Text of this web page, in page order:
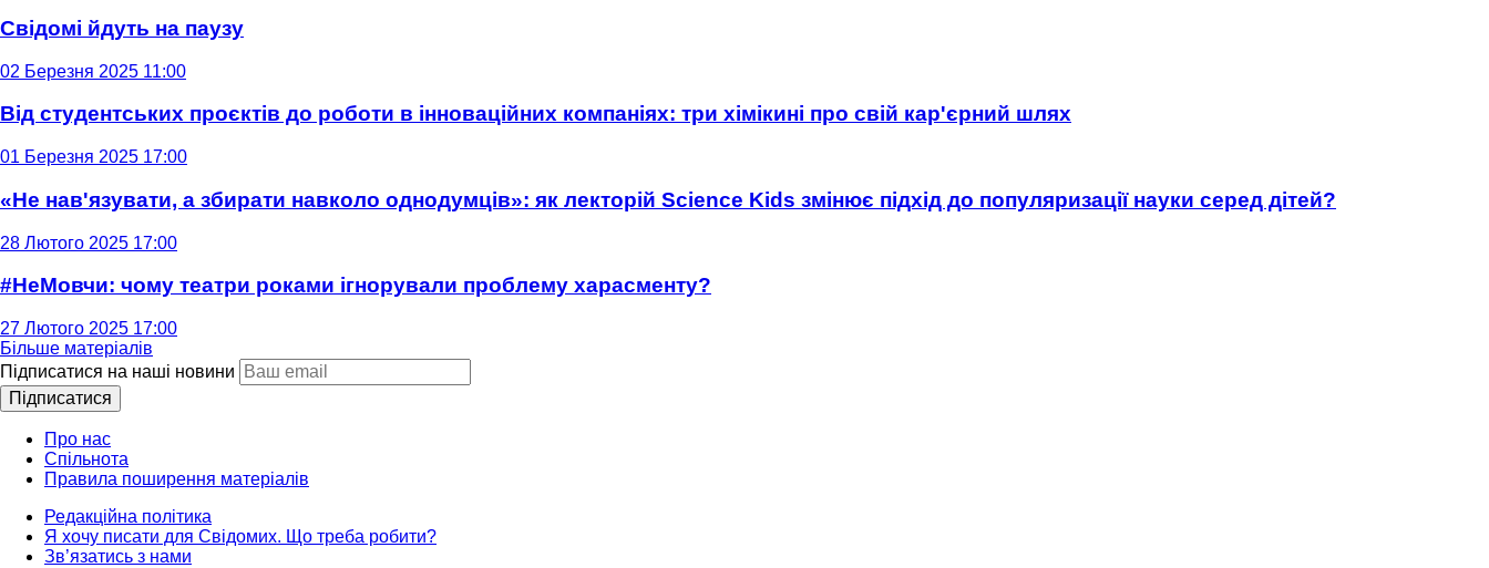
Свідомі йдуть на паузу
02 Березня 2025 11:00
Від студентських проєктів до роботи в інноваційних компаніях: три хімікині про свій кар'єрний шлях
01 Березня 2025 17:00
«Не нав'язувати, а збирати навколо однодумців»: як лекторій Science Kids змінює підхід до популяризації науки серед дітей?
28 Лютого 2025 17:00
#НеМовчи: чому театри роками ігнорували проблему харасменту?
27 Лютого 2025 17:00
Більше матеріалів
Підписатися на наші новини
Підписатися
Про нас
Спільнота
Правила поширення матеріалів
Редакційна політика
Я хочу писати для Свідомих. Що треба робити?
Зв’язатись з нами